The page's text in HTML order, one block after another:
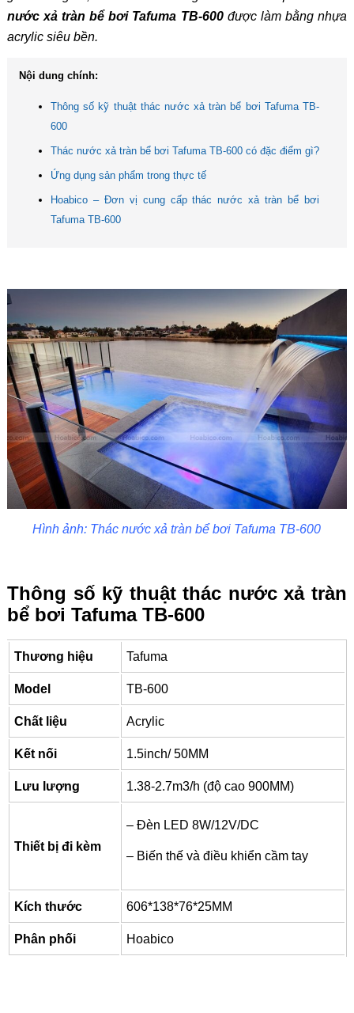
nước xả tràn bể bơi Tafuma TB-600được làm bằng nhựa
acrylic siêu bền.
Nội dung chính:
Thông số kỹ thuật thác nước xả tràn bể bơi Tafuma TB-
600
Thác nước xả tràn bể bơi Tafuma TB-600 có đặc điểm gì?
Ứng dụng sản phẩm trong thực tế
Hoabico – Đơn vị cung cấp thác nước xả tràn bể bơi
Tafuma TB-600
Hình ảnh: Thác nước xả tràn bể bơi Tafuma TB-600
Thông số kỹ thuật thác nước xả tràn
bể bơi Tafuma TB-600
Thương hiệu Tafuma
Model TB-600
Chất liệu Acrylic
Kết nối 1.5inch/ 50MM
Lưu lượng 1.38-2.7m3/h (độ cao 900MM)
Thiết bị đi kèm
– Đèn LED 8W/12V/DC
– Biến thế và điều khiển cầm tay
Kích thước 606*138*76*25MM
Phân phối Hoabico